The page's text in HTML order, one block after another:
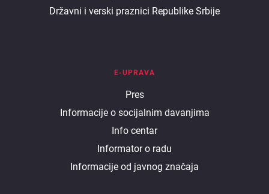
Državni i verski praznici Republike Srbije
E-UPRAVA
Pres
Informacije o socijalnim davanjima
Info centar
Informator o radu
Informacije od javnog značaja